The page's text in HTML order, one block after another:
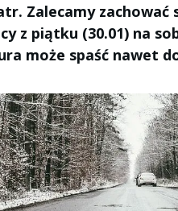
Zalecamy zachować
z piątku (30.01) na
może spaść nawet